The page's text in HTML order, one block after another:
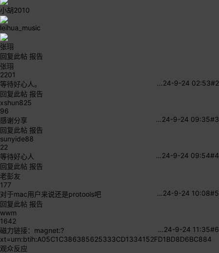
小胡2010
leihua_music
张珝
回复此帖 报告
张珝
2201
#2
24-9-24 02:53
…
等待好心人。
回复此帖 报告
xshun825
96
#3
24-9-24 09:35
…
感谢分享
回复此帖 报告
sunyide88
22
#4
24-9-24 09:54
…
等待好心人
回复此帖 报告
老彭友
177
#5
24-9-24 10:08
…
对于mac用户来说还是protools吧
回复此帖 报告
wwm
1642
#6
24-9-24 11:35
…
磁力链接：magnet:?
xt=urn:btih:A05C1C386385625333CD1334152FD1BD8D6BC884
观众反应